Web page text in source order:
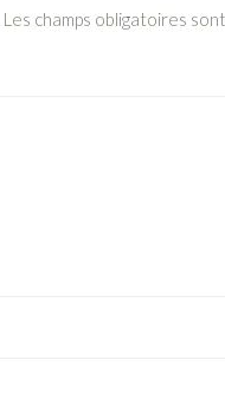
Les champs obligatoires